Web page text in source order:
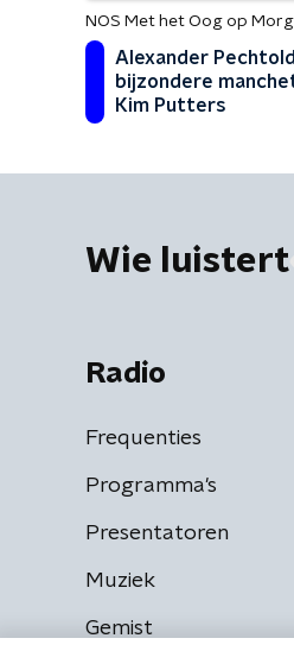
NOS Met het Oog op
Alexander
bijzondere
Kim Putters
Wie luistert
Radio
Frequenties
Programma's
Presentatoren
Muziek
Gemist